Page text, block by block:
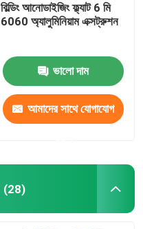
বিল্ডিং আনোডাইজিং ফ্ল্যাট 6 মি
6060 অ্যালুমিনিয়াম এক্সট্রুশন
ভালো দাম
আমাদের সাথে যোগাযোগ
(28)